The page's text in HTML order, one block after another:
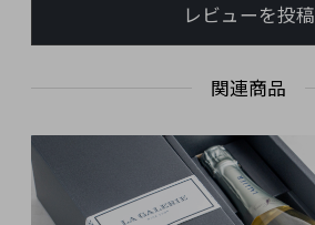
レビューを投稿
関連商品